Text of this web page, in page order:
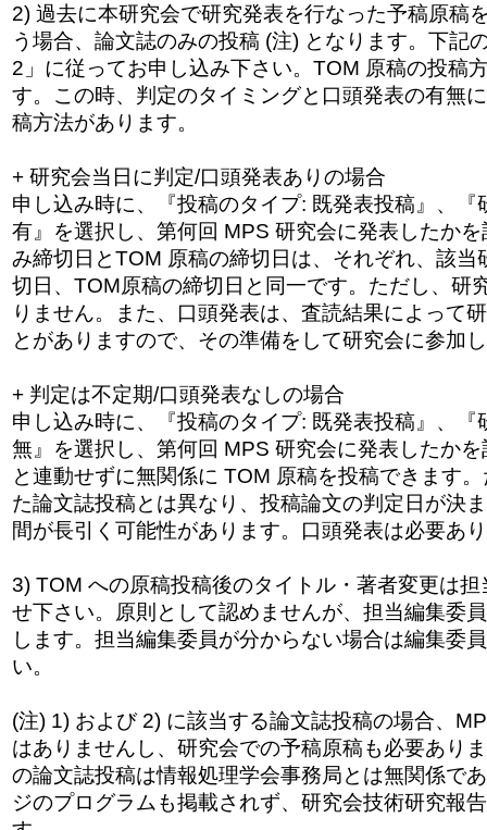
2) 過去に本研究会で研究発表を行なった予稿原稿
う場合、論文誌のみの投稿 (注) となります。下記
2」に従ってお申し込み下さい。TOM 原稿の投稿
す。この時、判定のタイミングと口頭発表の有無
稿方法があります。
+ 研究会当日に判定/口頭発表ありの場合
申し込み時に、『投稿のタイプ: 既発表投稿』、『
有』を選択し、第何回 MPS 研究会に発表したか
み締切日とTOM 原稿の締切日は、それぞれ、該当
切日、TOM原稿の締切日と同一です。ただし、研
りません。また、口頭発表は、査読結果によって
とがありますので、その準備をして研究会に参加
+ 判定は不定期/口頭発表なしの場合
申し込み時に、『投稿のタイプ: 既発表投稿』、『
無』を選択し、第何回 MPS 研究会に発表したか
と連動せずに無関係に TOM 原稿を投稿できます
た論文誌投稿とは異なり、投稿論文の判定日が決
間が長引く 可能性があります。口頭発表は必要あ
3) TOM への原稿投稿後のタイトル・著者変更は
せ下さい。原則として認めませんが、担当編集委
します。担当編集委員が分からない場合は編集委
い。
(注) 1) および 2) に該当する論文誌投稿の場合、
はありませんし、研究会での予稿原稿も必要あり
の論文誌投稿は情報処理学会事務局とは無関係で
ジのプログラムも掲載されず、研究会技術研究報